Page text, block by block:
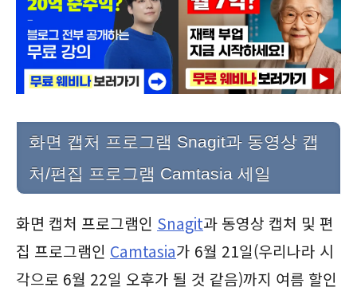
화면 캡처 프로그램 Snagit과 동영상 캡
처/편집 프로그램 Camtasia 세일
화면 캡처 프로그램인 Snagit과 동영상 캡처 및 편
집 프로그램인 Camtasia가 6월 21일(우리나라 시
각으로 6월 22일 오후가 될 것 같음)까지 여름 할인